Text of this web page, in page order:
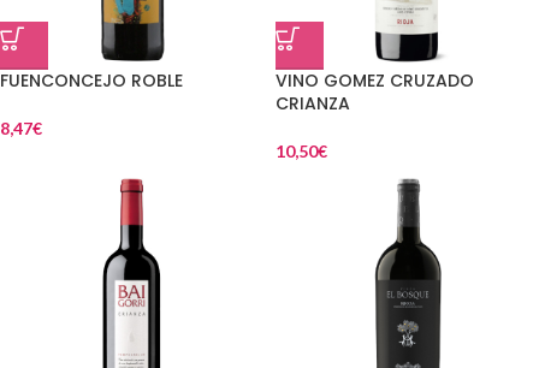
FUENCONCEJO ROBLE
8,47€
VINO GOMEZ CRUZADO
CRIANZA
10,50€